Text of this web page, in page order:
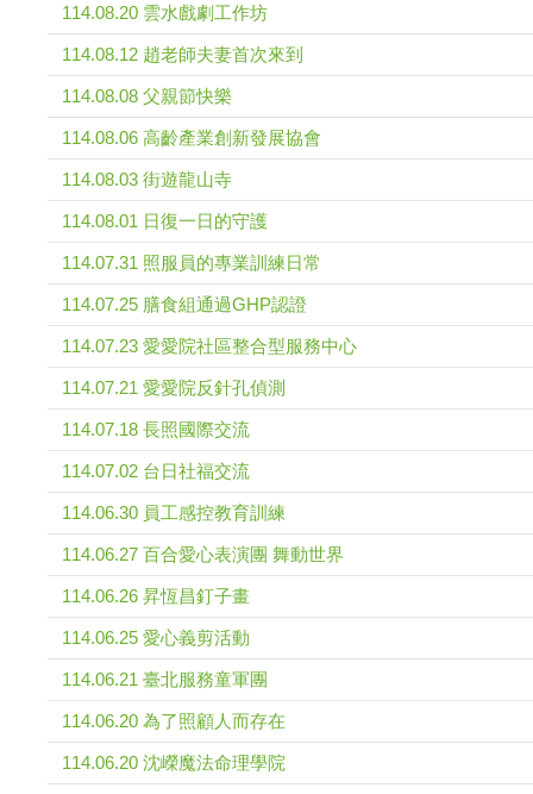
114.08.20 雲水戲劇工作坊
114.08.12 趙老師夫妻首次來到
114.08.08 父親節快樂
114.08.06 高齡產業創新發展協會
114.08.03 街遊龍山寺
114.08.01 日復一日的守護
114.07.31 照服員的專業訓練日常
114.07.25 膳食組通過GHP認證
114.07.23 愛愛院社區整合型服務中心
114.07.21 愛愛院反針孔偵測
114.07.18 長照國際交流
114.07.02 台日社福交流
114.06.30 員工感控教育訓練
114.06.27 百合愛心表演團 舞動世界
114.06.26 昇恆昌釘子畫
114.06.25 愛心義剪活動
114.06.21 臺北服務童軍團
114.06.20 為了照顧人而存在
114.06.20 沈嶸魔法命理學院